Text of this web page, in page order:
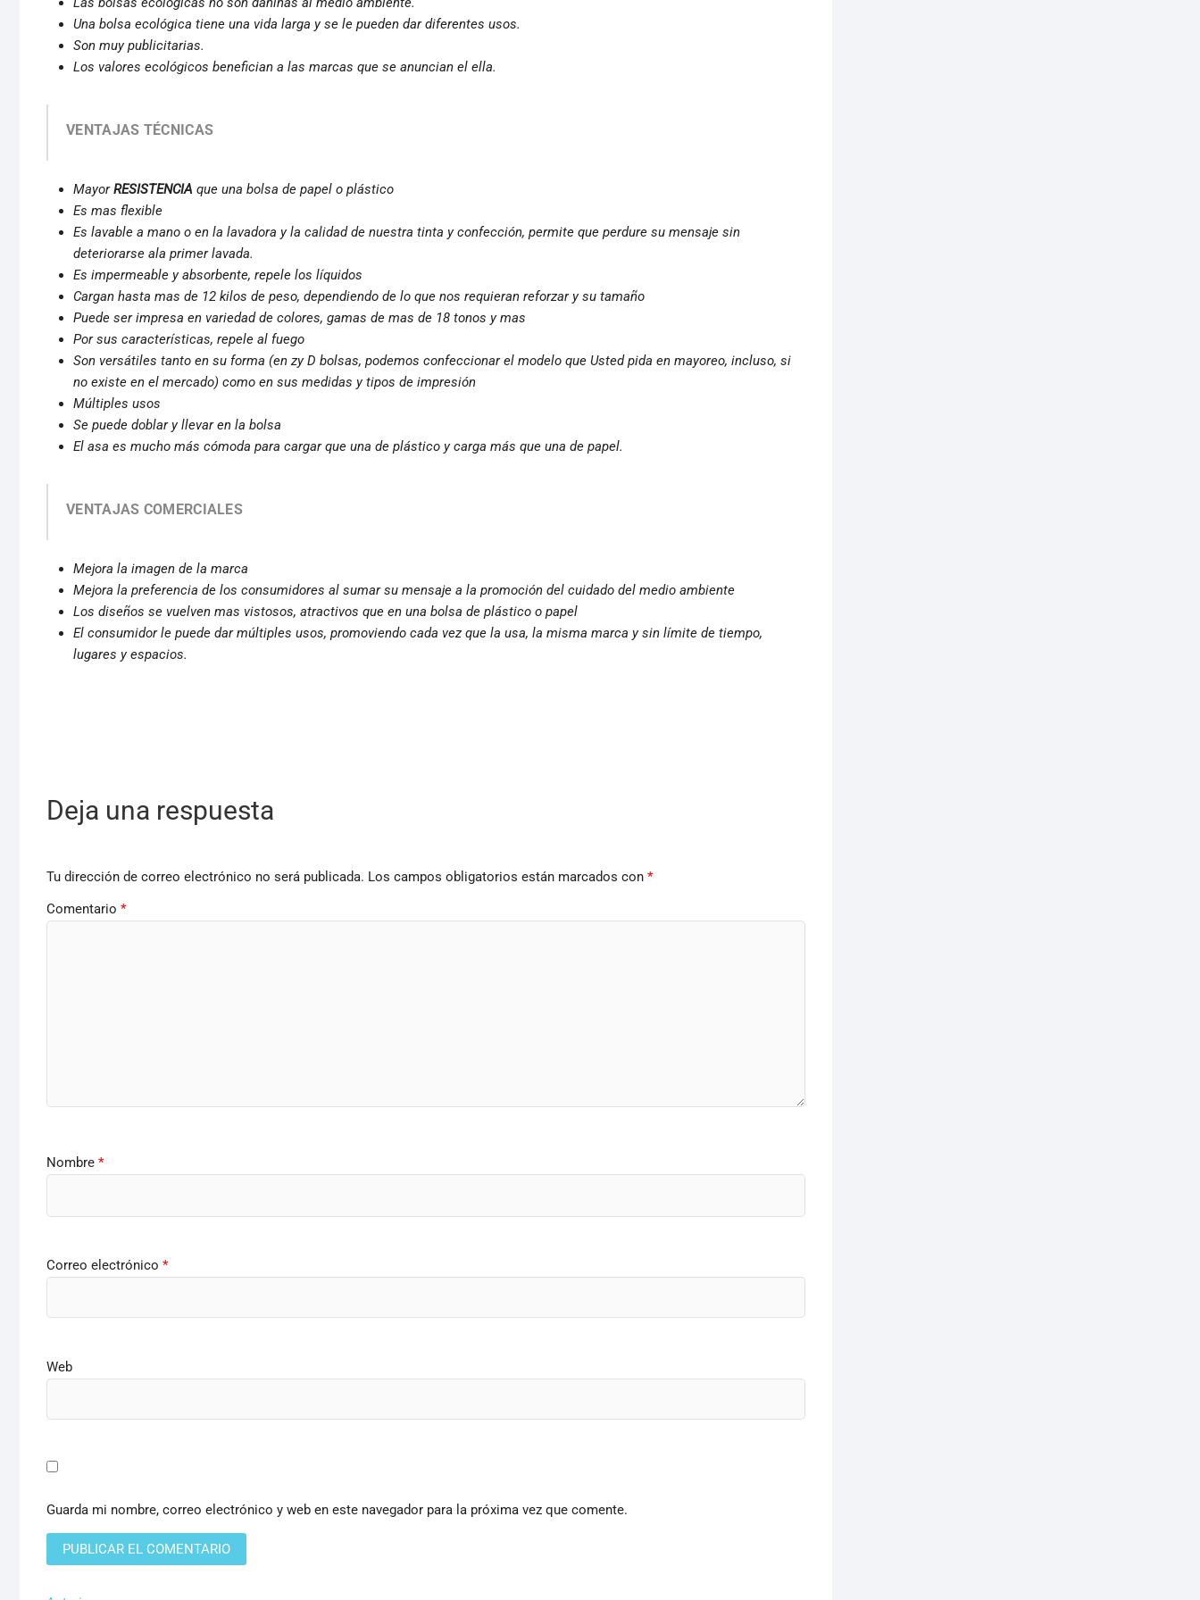
Una bolsa ecológica tiene una vida larga y se le pueden dar diferentes usos.
Son muy publicitarias.
Los valores ecológicos benefician a las marcas que se anuncian el ella.
VENTAJAS TÉCNICAS
MayorRESISTENCIA que una bolsa de papel o plástico
Es mas flexible
Es lavable a mano o en la lavadora y la calidad de nuestra tinta y confección, permite que perdure su mensaje sin
deteriorarse ala primer lavada.
Es impermeable y absorbente, repele los líquidos
Cargan hasta mas de 12 kilos de peso, dependiendo de lo que nos requieran reforzar y su tamaño
Puede ser impresa en variedad de colores, gamas de mas de 18 tonos y mas
Por sus características, repele al fuego
Son versátiles tanto en su forma (en zy D bolsas, podemos confeccionar el modelo que Usted pida en mayoreo, incluso, si
no existe en el mercado) como en sus medidas y tipos de impresión
Múltiples usos
Se puede doblar y llevar en la bolsa
El asa es mucho más cómoda para cargar que una de plástico y carga más que una de papel.
VENTAJAS COMERCIALES
Mejora la imagen de la marca
Mejora la preferencia de los consumidores al sumar su mensaje a la promoción del cuidado del medio ambiente
Los diseños se vuelven mas vistosos, atractivos que en una bolsa de plástico o papel
El consumidor le puede dar múltiples usos, promoviendo cada vez que la usa, la misma marca y sin límite de tiempo,
lugares y espacios.
Deja una respuesta
Tu dirección de correo electrónico no será publicada. Los campos obligatorios están marcados con *
Comentario *
Nombre *
Correo electrónico *
Web
Guarda mi nombre, correo electrónico y web en este navegador para la próxima vez que comente.